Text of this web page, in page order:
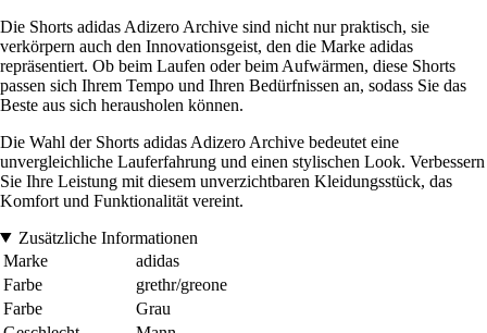
Die Shorts adidas Adizero Archive sind nicht nur praktisch, sie
verkörpern auch den Innovationsgeist, den die Marke adidas
repräsentiert. Ob beim Laufen oder beim Aufwärmen, diese Shorts
passen sich Ihrem Tempo und Ihren Bedürfnissen an, sodass Sie das
Beste aus sich herausholen können.
Die Wahl der Shorts adidas Adizero Archive bedeutet eine
unvergleichliche Lauferfahrung und einen stylischen Look. Verbessern
Sie Ihre Leistung mit diesem unverzichtbaren Kleidungsstück, das
Komfort und Funktionalität vereint.
Zusätzliche Informationen
Marke
adidas
Farbe
grethr/greone
Farbe
Grau